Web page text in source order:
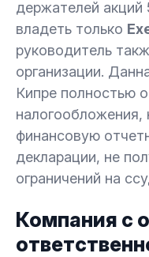
держателей
владеть только
руководитель
организации.
Кипре полностью
налогообложения,
финансовую
декларации, не
ограничений на
Компания с